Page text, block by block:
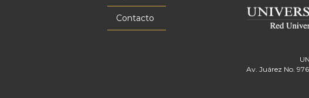
Contacto
Av. Juárez No.